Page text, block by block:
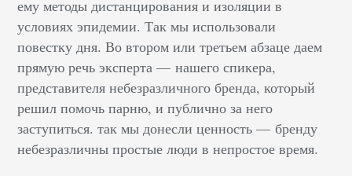
ему методы дистанцирования и изоляции в
условиях эпидемии. Так мы использовали
повестку дня. Во втором или третьем абзаце даем
прямую речь эксперта — нашего спикера,
представителя небезразличного бренда, который
решил помочь парню, и публично за него
заступиться. так мы донесли ценность — бренду
небезразличны простые люди в непростое время.